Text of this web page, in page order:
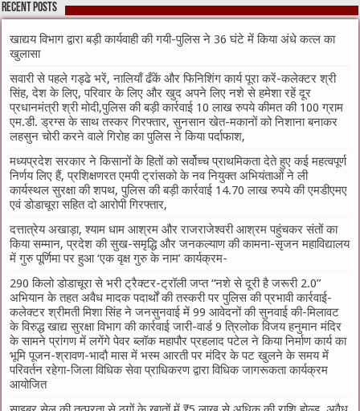
Recent Posts
खाद्यय विभाग द्वारा बड़ी कार्यवाही की गयी-पुलिस ने 36 घंटे में किया अंधे कत्ल का
खुलासा
सवारी से पहले गड्ढे भरें, नालियाँ ढँकें और फिनिशिंग कार्य पूरा करें-कलेक्टर श्री
सिंह, देश के लिए, परिवार के लिए और खुद अपने लिए नशे से हमेशा रहें दूर
प्रधानमंत्री श्री मोदी,पुलिस की बड़ी कार्रवाई 10 लाख रुपये कीमत की 100 ग्राम
एम.डी. ड्रग्स के साथ तस्कर गिरफ्तार, सुनसान खेत-मकानों को निशाना बनाकर
लहसुन चोरी करने वाले गिरोह का पुलिस ने किया पर्दाफाश,
मध्यप्रदेश सरकार ने किसानों के हितों को सर्वोच्च प्राथमिकता देते हुए कई महत्वपूर्ण
निर्णय लिए हैं, प्रशिक्षणरत एमपी ट्रांसको के नव नियुक्त अभियंताओं ने ली
कार्यस्थल सुरक्षा की शपथ, पुलिस की बड़ी कार्रवाई 14.70 लाख रुपये की एमडीएमए
एवं डोडाचूरा सहित दो आरोपी गिरफ्तार,
दत्तात्रेय अखाड़ा, श्याम धाम आश्रम और राजराजेश्वरी आश्रम पहुंचकर संतों का
किया सम्मान, प्रदेश की सुख-समृद्धि और जनकल्याण की कामना-सृजन महाविद्यालय
में गुरु पूर्णिमा पर हुआ ‘एक वृक्ष गुरु के नाम’ कार्यक्रम-
290 किलो डोडाचूरा से भरी ट्रैक्टर-ट्रॉली जप्त “नशे से दूरी है जरूरी 2.0”
अभियान के तहत अवैध मादक पदार्थों की तस्करी पर पुलिस की प्रभावी कार्रवाई-
कलेक्टर श्रीमती मिशा सिंह ने जनसुनवाई में 99 आवेदनों की सुनवाई की-मिलावट
के विरुद्ध खाद्य सुरक्षा विभाग की कार्रवाई जारी-वार्ड 9 त्रिलोक विजय हनुमान मंदिर
के सामने प्रांगण में लगेंगे पेवर ब्लॉक महापौर प्रहलाद पटेल ने किया निर्माण कार्य का
भूमि पूजन-श्रावण-भादौ मास में भस्म आरती पर मंदिर के पट खुलने के समय में
परिवर्तन रहेगा-जिला विधिक सेवा प्राधिकरण द्वारा विधिक जागरूकता कार्यक्रम
आयोजित